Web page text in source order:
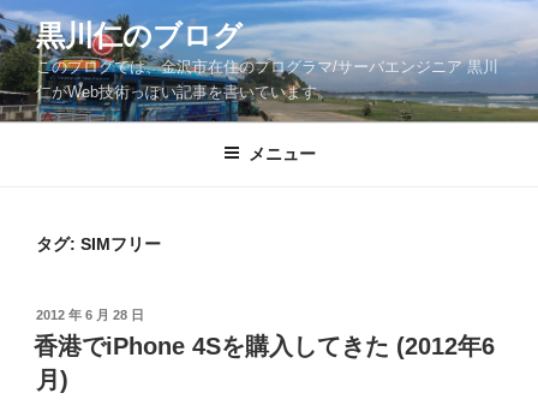
コ
ン
テ
ン
ツ
黒川仁のブログ
このブログでは、金沢市在住のプログラマ/サーバエンジニア 黒川
仁がWeb技術っぽい記事を書いています。
メニュー
タグ: SIMフリー
投
稿
日:
2012 年 6 月 28 日
香港でiPhone 4Sを購入してきた (2012年6
月)